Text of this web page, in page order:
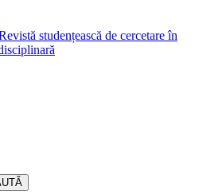
studențească de cercetare în